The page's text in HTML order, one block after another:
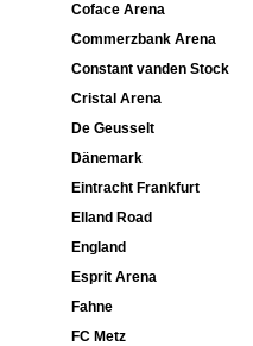
Coface Arena
Commerzbank Arena
Constant vanden Stock
Cristal Arena
De Geusselt
Dänemark
Eintracht Frankfurt
Elland Road
England
Esprit Arena
Fahne
FC Metz